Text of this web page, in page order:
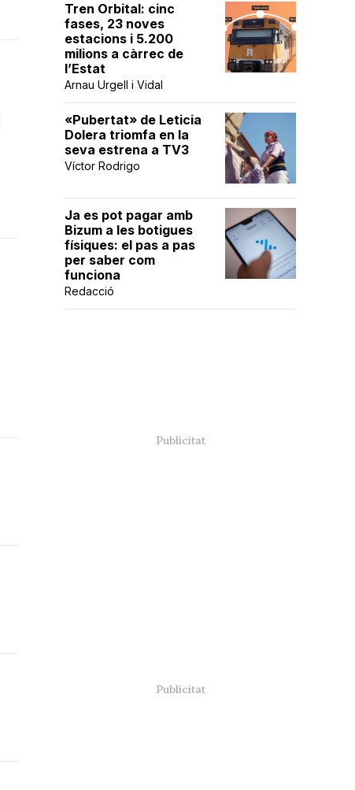
Tren Orbital: cinc
fases, 23 noves
estacions i 5.200
milions a càrrec de
l’Estat
Arnau Urgell i Vidal
«Pubertat» de Leticia
Dolera triomfa en la
seva estrena a TV3
Víctor Rodrigo
Ja es pot pagar amb
Bizum a les botigues
físiques: el pas a pas
per saber com
funciona
Redacció